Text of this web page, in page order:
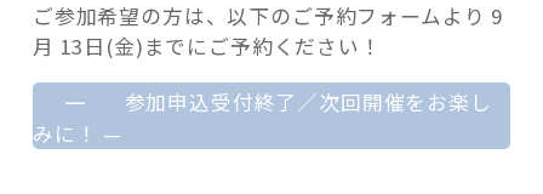
ご参加希望の方は、以下のご予約フォームより 9
月 13日(金)までにご予約ください！
—
参加申込受付終了／次回開催をお楽し
みに！ —